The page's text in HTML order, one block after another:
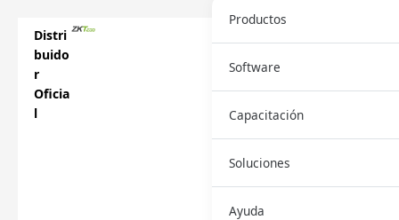
Distri
buido
r
Oficia
l
Descar
Productos
Software
Capacitación
Soluciones
Ayuda